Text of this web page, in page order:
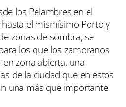
los Pelambres en el
el mismísimo Porto y
zonas de sombra, se
los que los zamoranos
zona abierta, una
de la ciudad que en estos
una más que importante